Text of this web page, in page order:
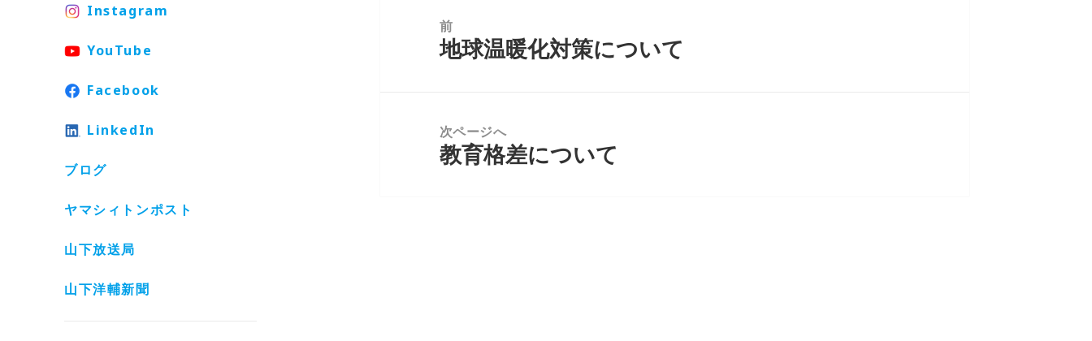
Instagram
YouTube
Facebook
LinkedIn
ブログ
ヤマシィトンポスト
山下放送局
山下洋輔新聞
前
前
稿:
地球温暖化対策について
次ページへ
次
教育格差について